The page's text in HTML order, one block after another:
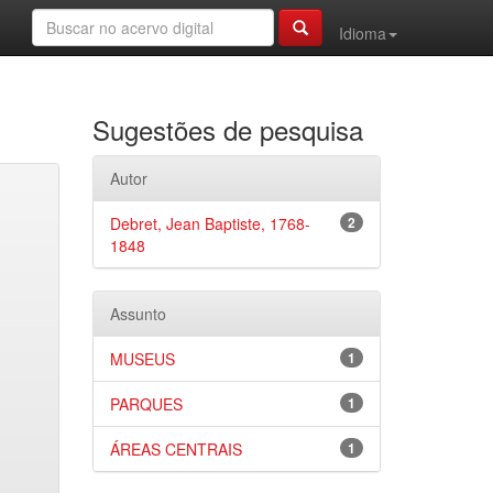
Idioma
Sugestões de pesquisa
Autor
2
Debret, Jean Baptiste, 1768-
1848
Assunto
1
MUSEUS
1
PARQUES
1
ÁREAS CENTRAIS